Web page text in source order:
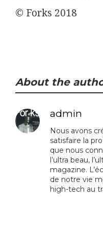
© Forks 2018
About the
admin
Nous avons
satisfaire la
que nous
l’ultra beau,
magazine.
de notre vie
high-tech au